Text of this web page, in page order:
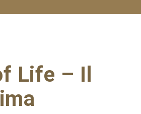
Life – Il